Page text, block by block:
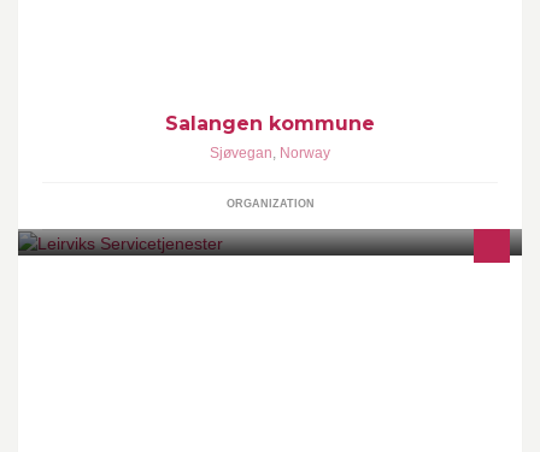
Salangen kommune
Sjøvegan, Norway
ORGANIZATION